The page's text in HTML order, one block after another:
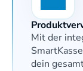
Mit der
dein